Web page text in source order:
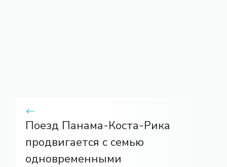
Поезд Панама-Коста-Рика
продвигается с семью
одновременными